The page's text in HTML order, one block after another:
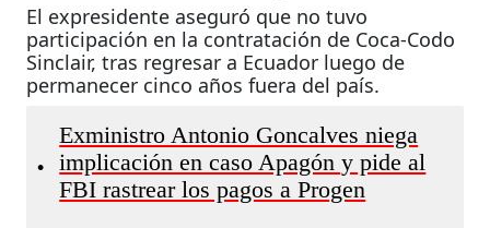
El expresidente aseguró que no tuvo
participación en la contratación de Coca-Codo
Sinclair, tras regresar a Ecuador luego de
permanecer cinco años fuera del país.
•
Exministro Antonio Goncalves niega
implicación en caso Apagón y pide al
FBI rastrear los pagos a Progen